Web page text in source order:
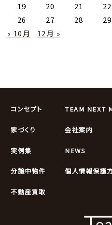
19
20 21 22
26
27 28 29
« 10月
12月 »
コンセプト
家づくり
実例集
分譲中物件
不動産買取
TEAM NEXT
会社案内
NEWS
個人情報保護